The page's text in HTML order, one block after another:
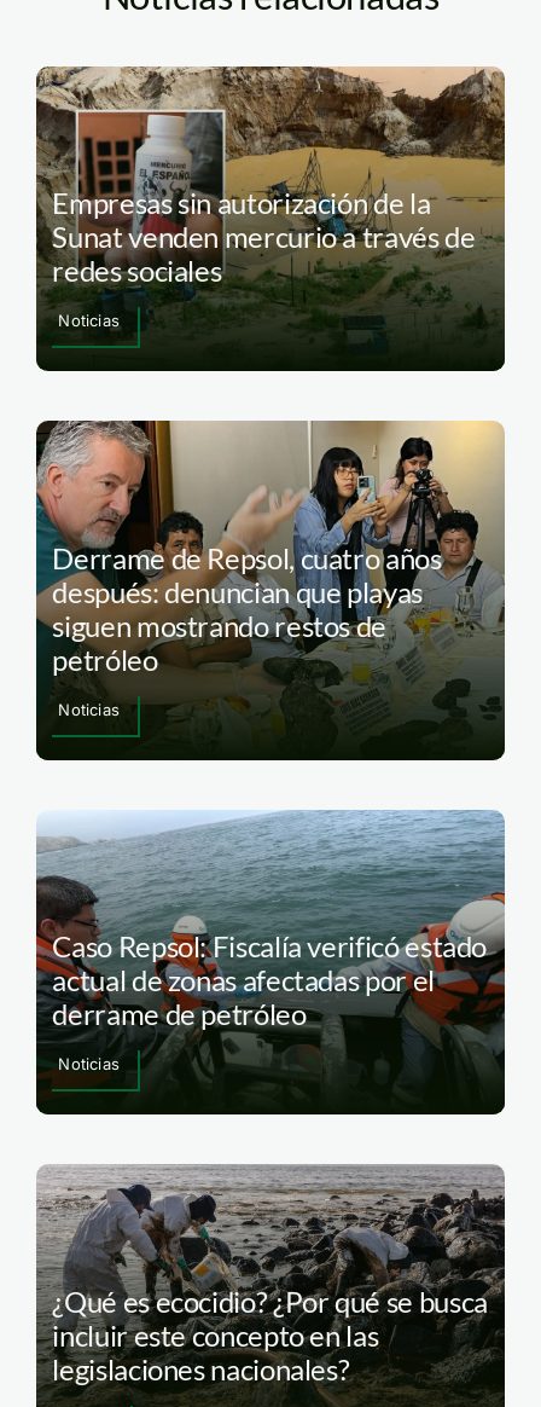
Empresas sin autorización de la
Sunat venden mercurio a través de
redes sociales
Noticias
Derrame de Repsol, cuatro años
después: denuncian que playas
siguen mostrando restos de
petróleo
Noticias
Caso Repsol: Fiscalía verificó estado
actual de zonas afectadas por el
derrame de petróleo
Noticias
¿Qué es ecocidio? ¿Por qué se busca
incluir este concepto en las
legislaciones nacionales?